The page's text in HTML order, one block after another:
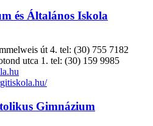
és Általános Iskola
út 4. tel: (30) 755 7182
utca 1. tel: (30) 159 9985
Gimnázium